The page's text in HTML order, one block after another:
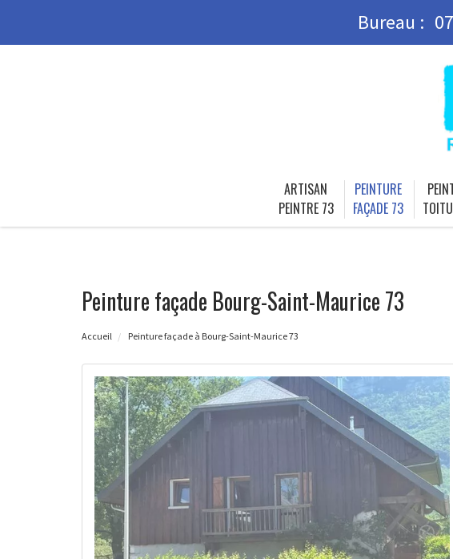
Bureau :
ARTISAN
PEINTRE 73
PEINTURE
FAÇADE 73
Peinture façade Bourg-Saint-Maurice 73
Accueil Peinture façade à Bourg-Saint-Maurice 73